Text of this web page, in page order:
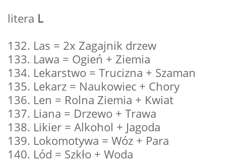
litera L
132. Las = 2x Zagajnik drzew
133. Lawa = Ogień + Ziemia
134. Lekarstwo = Trucizna + Szaman
135. Lekarz = Naukowiec + Chory
136. Len = Rolna Ziemia + Kwiat
137. Liana = Drzewo + Trawa
138. Likier = Alkohol + Jagoda
139. Lokomotywa = Wóz + Para
140. Lód = Szkło + Woda